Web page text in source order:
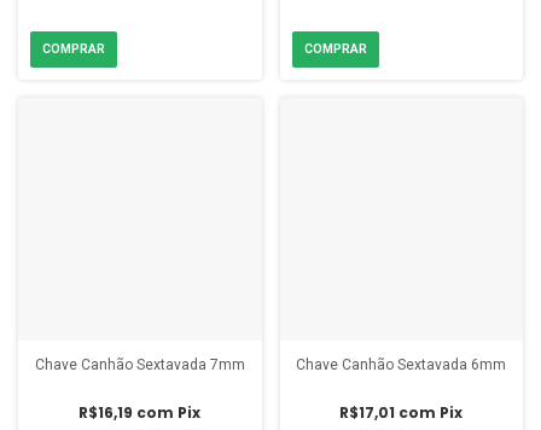
Chave Canhão Sextavada 7mm
R$16,19 com Pix
Chave Canhão Sextavada 6mm
R$17,01 com Pix